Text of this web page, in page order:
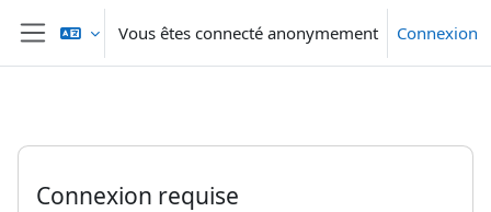
Passer au contenu principal
Panneau latéral
Vous êtes connecté anonymement Connexion
Connexion requise